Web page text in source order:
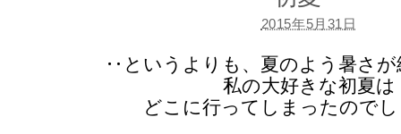
2015年5月31日
‥というよりも、夏のよう暑さが
私の大好きな初夏は
どこに行ってしまったので